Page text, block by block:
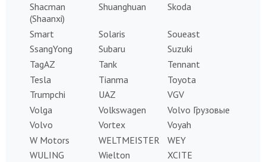
Shacman
(Shaanxi)
Shuanghuan Skoda
Smart Solaris
Soueast
SsangYong
Subaru
Suzuki
TagAZ
Tank
Tennant
Tesla
Tianma
Toyota
Trumpchi
UAZ
VGV
Volga
Volkswagen
Volvo Грузовые
Volvo
Vortex
Voyah
W Motors
WELTMEISTER
WEY
WULING
Wielton
XCITE